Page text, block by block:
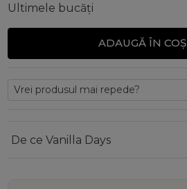
Ultimele bucăți
ADAUGĂ ÎN COȘ
De ce Vanilla Days